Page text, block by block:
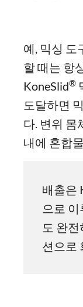
예, 믹싱 도
할 때는 항
KoneSlid®
도달하면
다. 변위 몸
내에 혼합
배출은
으로
도 완
션으로